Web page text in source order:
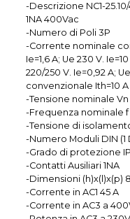
-Descrizione NC1-
1NA 400Vac
-Numero di Poli 3P
-Corrente nominale
Ie=1,6 A; Ue 230 V.
220/250 V. Ie=0,92 A;
convenzionale Ith=10 A
-Tensione nominale
-Frequenza nominale f
-Tensione di
-Numero Moduli DIN (1
-Grado di protezione
-Contatti Ausiliari 1NA
-Dimensioni (h)x(l)x(p)
-Corrente in AC1 45 A
-Corrente in AC3 a